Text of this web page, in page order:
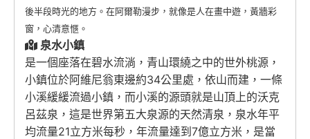
後半段時光的地方。在阿爾勒漫步，就像是人在畫中遊，黃牆彩
窗，心清意愜。
泉水小鎮
是一個座落在碧水流淌，青山環繞之中的世外桃源，
小鎮位於阿維尼翁東邊約34公里處，依山而建，一條
小溪緩緩流過小鎮，而小溪的源頭就是山頂上的沃克
呂茲泉，這是世界第五大泉源的天然清泉，泉水年平
均流量21立方米每秒，年流量達到7億立方米，是當